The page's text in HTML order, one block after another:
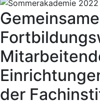
Gemeinsame
der